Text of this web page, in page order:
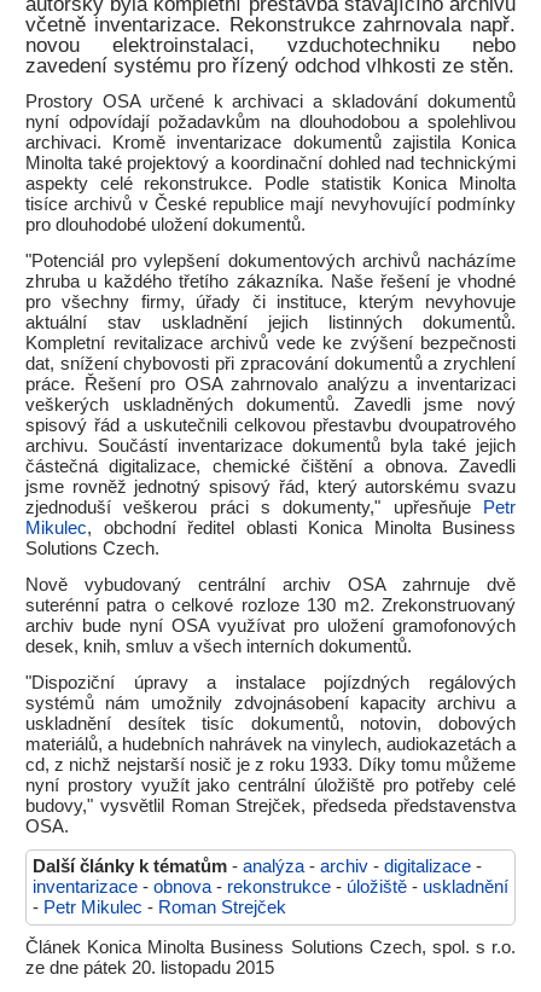
včetně inventarizace. Rekonstrukce zahrnovala např.
novou elektroinstalaci, vzduchotechniku nebo
zavedení systému pro řízený odchod vlhkosti ze stěn.
Prostory OSA určené k archivaci a skladování dokumentů
nyní odpovídají požadavkům na dlouhodobou a spolehlivou
archivaci. Kromě inventarizace dokumentů zajistila Konica
Minolta také projektový a koordinační dohled nad technickými
aspekty celé rekonstrukce. Podle statistik Konica Minolta
tisíce archivů v České republice mají nevyhovující podmínky
pro dlouhodobé uložení dokumentů.
"Potenciál pro vylepšení dokumentových archivů nacházíme
zhruba u každého třetího zákazníka. Naše řešení je vhodné
pro všechny firmy, úřady či instituce, kterým nevyhovuje
aktuální stav uskladnění jejich listinných dokumentů.
Kompletní revitalizace archivů vede ke zvýšení bezpečnosti
dat, snížení chybovosti při zpracování dokumentů a zrychlení
práce. Řešení pro OSA zahrnovalo analýzu a inventarizaci
veškerých uskladněných dokumentů. Zavedli jsme nový
spisový řád a uskutečnili celkovou přestavbu dvoupatrového
archivu. Součástí inventarizace dokumentů byla také jejich
částečná digitalizace, chemické čištění a obnova. Zavedli
jsme rovněž jednotný spisový řád, který autorskému svazu
zjednoduší veškerou práci s dokumenty," upřesňuje
Petr
Mikulec, obchodní ředitel oblasti Konica Minolta Business
Solutions Czech.
Nově vybudovaný centrální archiv OSA zahrnuje dvě
suterénní patra o celkové rozloze 130 m2. Zrekonstruovaný
archiv bude nyní OSA využívat pro uložení gramofonových
desek, knih, smluv a všech interních dokumentů.
"Dispoziční úpravy a instalace pojízdných regálových
systémů nám umožnily zdvojnásobení kapacity archivu a
uskladnění desítek tisíc dokumentů, notovin, dobových
materiálů, a hudebních nahrávek na vinylech, audiokazetách a
cd, z nichž nejstarší nosič je z roku 1933. Díky tomu můžeme
nyní prostory využít jako centrální úložiště pro potřeby celé
budovy," vysvětlil Roman Strejček, předseda představenstva
OSA.
Další články k tématům - analýza - archiv - digitalizace -
inventarizace - obnova - rekonstrukce - úložiště - uskladnění
- Petr Mikulec - Roman Strejček
Článek Konica Minolta Business Solutions Czech, spol. s r.o.
ze dne pátek 20. listopadu 2015